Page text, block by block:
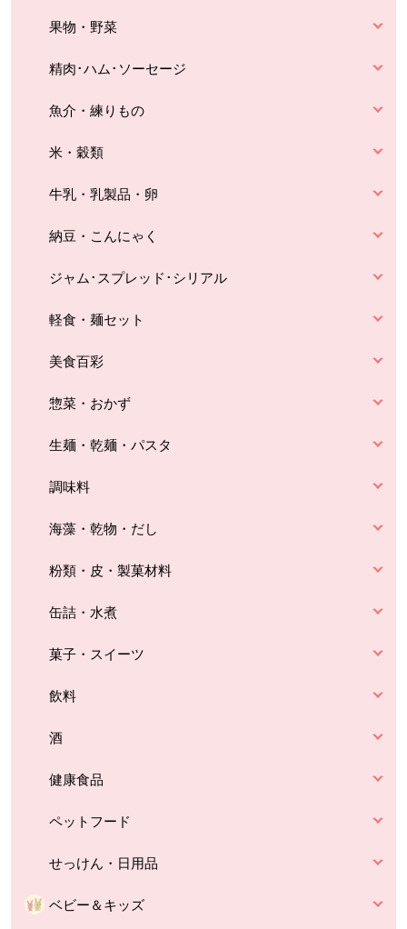
果物・野菜
精肉･ハム･ソーセージ
魚介・練りもの
米・穀類
牛乳・乳製品・卵
納豆・こんにゃく
ジャム･スプレッド･シリアル
軽食・麺セット
美食百彩
惣菜・おかず
生麺・乾麺・パスタ
調味料
海藻・乾物・だし
粉類・皮・製菓材料
缶詰・水煮
菓子・スイーツ
飲料
酒
健康食品
ペットフード
せっけん・日用品
ベビー＆キッズ